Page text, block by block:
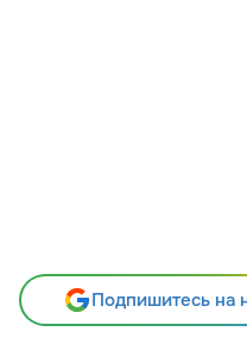
Подпишитесь на